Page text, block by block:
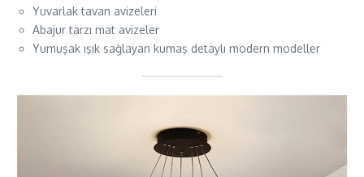
Yuvarlak tavan avizeleri
Abajur tarzı mat avizeler
Yumuşak ışık sağlayan kumaş detaylı modern modeller